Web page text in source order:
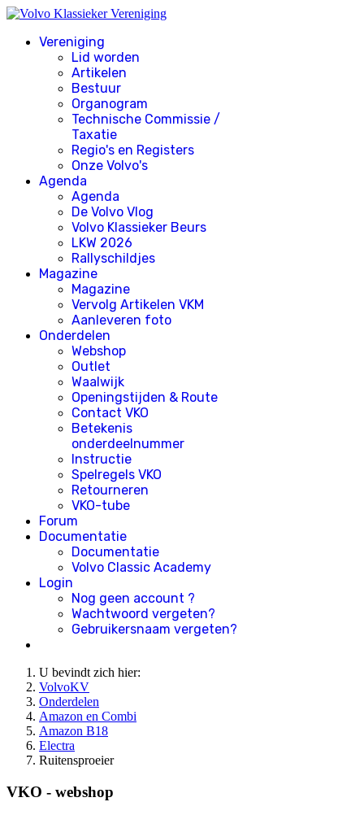
Vereniging
Lid worden
Artikelen
Bestuur
Organogram
Technische Commissie /
Taxatie
Regio's en Registers
Onze Volvo's
Agenda
Agenda
De Volvo Vlog
Volvo Klassieker Beurs
LKW 2026
Rallyschildjes
Magazine
Magazine
Vervolg Artikelen VKM
Aanleveren foto
Onderdelen
Webshop
Outlet
Waalwijk
Openingstijden & Route
Contact VKO
Betekenis
onderdeelnummer
Instructie
Spelregels VKO
Retourneren
VKO-tube
Forum
Documentatie
Documentatie
Volvo Classic Academy
Login
Nog geen account ?
Wachtwoord vergeten?
Gebruikersnaam vergeten?
U bevindt zich hier:
VolvoKV
Onderdelen
Amazon en Combi
Amazon B18
Electra
Ruitensproeier
VKO - webshop